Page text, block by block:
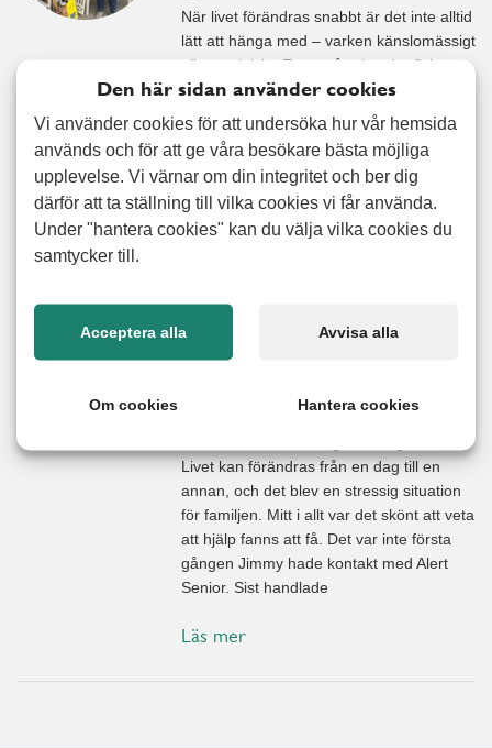
När livet förändras snabbt är det inte alltid
lätt att hänga med – varken känslomässigt
eller praktiskt. En av våra kunder fick
nyligen erfara just detta när hennes 93-
åriga mamma inte längre kunde bo kvar
hemma efter ett fall. Flytten till vårdhem
gick fort, och utan möjlighet att själv bära
eller ordna med flytten blev
Läs mer
När flytten blev
plötslig och hjälpen
Livet kan förändras från en dag till en
annan, och det blev en stressig situation
för familjen. Mitt i allt var det skönt att veta
att hjälp fanns att få. Det var inte första
gången Jimmy hade kontakt med Alert
Senior. Sist handlade
Läs mer
Den här sidan använder cookies
Vi använder cookies för att undersöka hur vår hemsida
används och för att ge våra besökare bästa möjliga
upplevelse. Vi värnar om din integritet och ber dig
därför att ta ställning till vilka cookies vi får använda.
Under "hantera cookies" kan du välja vilka cookies du
samtycker till.
Acceptera alla Avvisa alla
Om cookies Hantera cookies